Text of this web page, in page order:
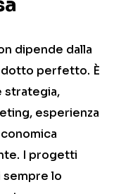
dipende dalla
perfetto. È
strategia,
esperienza
I progetti
sempre lo